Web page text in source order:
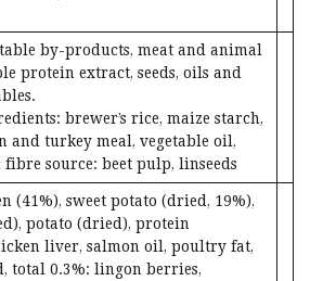
by-products, meat and animal
protein extract, seeds, oils and
brewer’s rice, maize starch,
and turkey meal, vegetable oil,
source: beet pulp, linseeds
(41%), sweet potato (dried, 19%),
potato (dried), protein
liver, salmon oil, poultry fat,
total 0.3%: lingon berries,